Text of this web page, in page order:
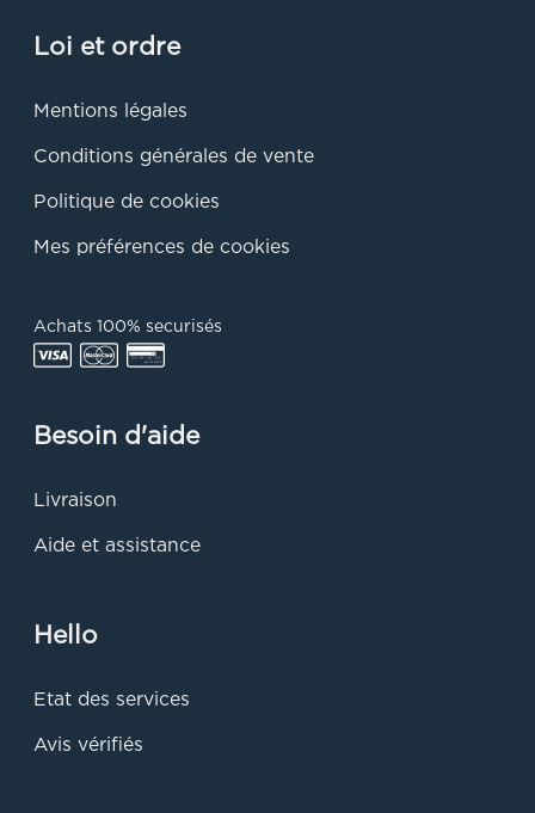
Loi et ordre
Mentions légales
Conditions générales de vente
Politique de cookies
Mes préférences de cookies
Achats 100% securisés
Besoin d'aide
Livraison
Aide et assistance
Hello
Etat des services
Avis vérifiés